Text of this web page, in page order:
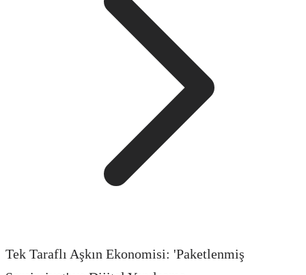
Tek Taraflı Aşkın Ekonomisi: 'Paketlenmiş